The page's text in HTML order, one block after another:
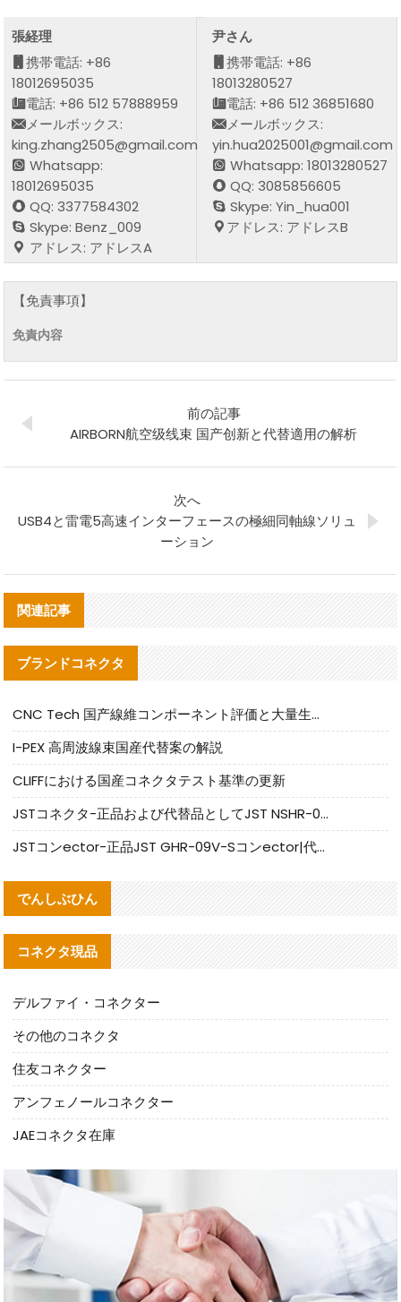
張経理
携帯電話: +86
18012695035
電話: +86 512 57888959
メールボックス:
king.zhang2505@gmail.com
Whatsapp:
18012695035
QQ: 3377584302
Skype: Benz_009
アドレス: アドレスA
尹さん
携帯電話: +86
18013280527
電話: +86 512 36851680
メールボックス:
yin.hua2025001@gmail.com
Whatsapp: 18013280527
QQ: 3085856605
Skype: Yin_hua001
アドレス: アドレスB
【免責事項】
免責内容
前の記事
AIRBORN航空级线束 国产创新と代替適用の解析
次へ
USB4と雷電5高速インターフェースの極細同軸線ソリュ
ーション
関連記事
ブランドコネクタ
CNC Tech 国产線維コンポーネント評価と大量生産適合ガイド
I-PEX 高周波線束国産代替案の解説
CLIFFにおける国産コネクタテスト基準の更新
JSTコネクタ-正品および代替品としてJST NSHR-02V-Sコネクタを提供します
JSTコンector-正品JST GHR-09V-Sコンector|代替品提供
でんしぶひん
コネクタ現品
デルファイ・コネクター
その他のコネクタ
住友コネクター
アンフェノールコネクター
JAEコネクタ在庫